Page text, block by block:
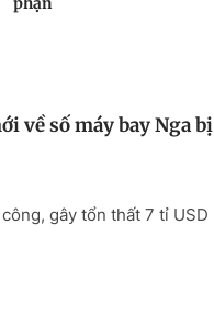
về số máy bay Nga bị
gây tổn thất 7 tỉ USD